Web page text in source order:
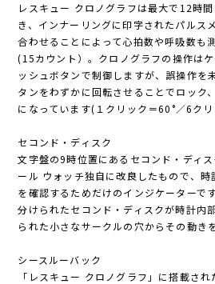
レスキュー クロノグラフは最大で12時
き、インナーリングに印字されたパルス
合わせることによって心拍数や呼吸数も
(15カウント）。クロノグラフの操作は
ッシュボタンで制御しますが、誤操作を
タンをわずかに回転させることでロック
になっています(１クリック＝60°／6クリ
セコンド・ディスク
文字盤の9時位置にあるセコンド・ディ
ール ウォッチ独自に改良したもので、
を確認するためだけのインジケーターで
分けられたセコンド・ディスクが時計内
られた小さなサークルの穴からその動き
シースルーバック
「レスキュー クロノグラフ」に搭載さ